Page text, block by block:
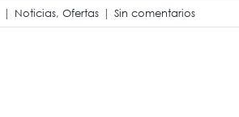
| Noticias, Ofertas | Sin comentarios